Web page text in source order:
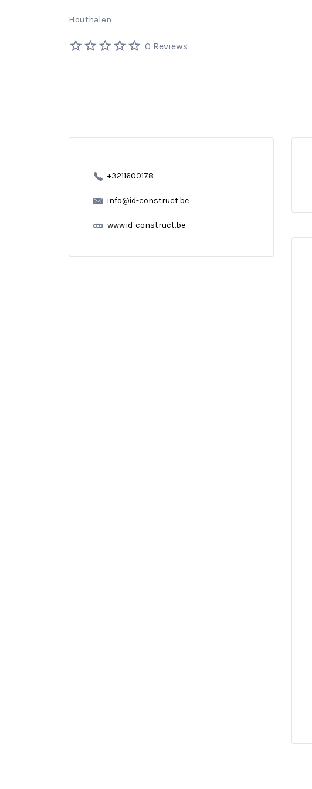
Houthalen
0 Reviews
+3211600178
info@id-construct.be
www.id-construct.be